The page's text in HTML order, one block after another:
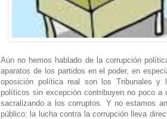
Aún no hemos hablado de la corrupción
aparatos de los partidos en el poder, en
oposición política real son los Tribunales y
políticos sin excepción contribuyen no poco a
sacralizando a los corruptos. Y no estamos
público: la lucha contra la corrupción lleva